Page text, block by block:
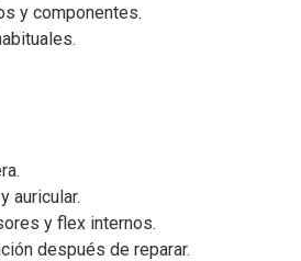
y componentes.
auricular.
y flex internos.
después de reparar.